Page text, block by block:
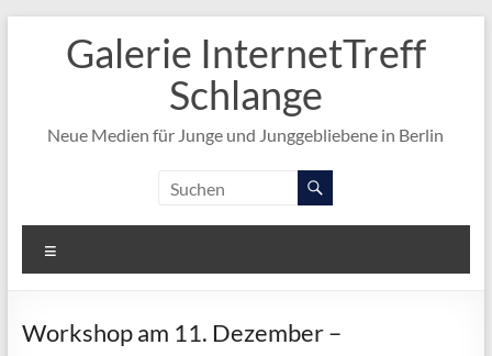
springenGalerie InternetTreff
Schlange
Neue Medien für Junge und Junggebliebene in Berlin
Workshop am 11. Dezember –